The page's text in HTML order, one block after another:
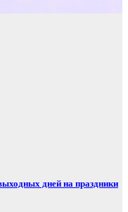
дней на праздники